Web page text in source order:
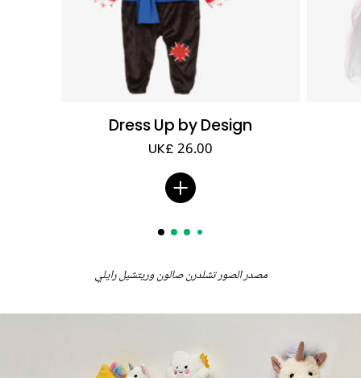
Dress Up by Design
UK£ 26.00
مصدر الصور تشلدرن صالون وريتشيل رايلي